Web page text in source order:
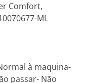
Comfort,
ML
à maquina-
passar- Não